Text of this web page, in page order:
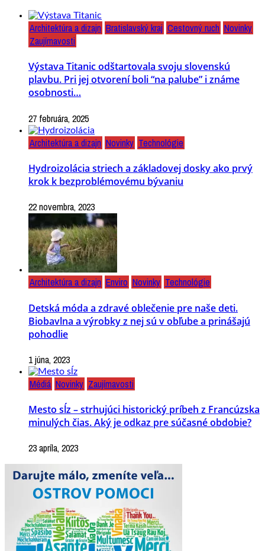
Architektúra a dizajn Bratislavský kraj Cestovný ruch Novinky
Zaujímavosti
Výstava Titanic odštartovala svoju slovenskú
plavbu. Pri jej otvorení boli “na palube” i známe
osobnosti…
27 februára, 2025
Architektúra a dizajn Novinky Technológie
Hydroizolácia striech a základovej dosky ako prvý
krok k bezproblémovému bývaniu
22 novembra, 2023
Architektúra a dizajn Enviro Novinky Technológie
Detská móda a zdravé oblečenie pre naše deti.
Biobavlna a výrobky z nej sú v obľube a prinášajú
pohodlie
1 júna, 2023
Médiá Novinky Zaujímavosti
Mesto sĺz – strhujúci historický príbeh z Francúzska
minulých čias. Aký je odkaz pre súčasné obdobie?
23 apríla, 2023